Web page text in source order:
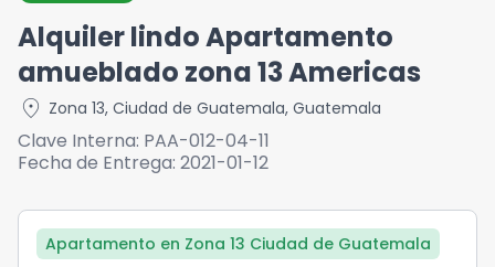
Alquiler lindo Apartamento
amueblado zona 13 Americas
location_on Zona 13, Ciudad de Guatemala, Guatemala
Clave Interna: PAA-012-04-11
Fecha de Entrega: 2021-01-12
Apartamento en Zona 13 Ciudad de Guatemala